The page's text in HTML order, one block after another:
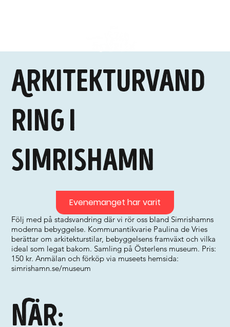
Arkitekturvand
ring i
Simrishamn
Följ med på stadsvandring där vi rör oss bland Simrishamns
moderna bebyggelse. Kommunantikvarie Paulina de Vries
berättar om arkitekturstilar, bebyggelsens framväxt och vilka
ideal som legat bakom. Samling på Österlens museum. Pris:
150 kr. Anmälan och förköp via museets hemsida:
simrishamn.se/museum
När:
Evenemanget har varit